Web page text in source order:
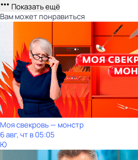
Показать ещё
Вам может понравиться
Моя свекровь — монстр
6 авг, чт в 05:05
Ю